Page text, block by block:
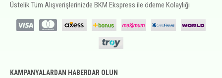
Üstelik Tüm Alışverişlerinizde BKM Ekspress ile ödeme Kolaylığı
KAMPANYALARDAN HABERDAR OLUN